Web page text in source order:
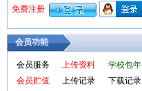
会员功能
会员服务 上传资料
学校包年
会员贮值
上传记录
下载记录